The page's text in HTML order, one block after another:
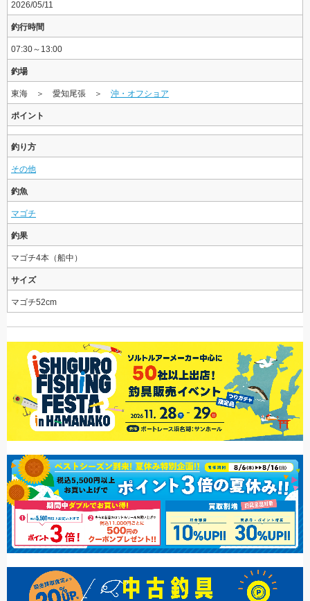
2026/05/11
釣行時間
07:30～13:00
釣場
東海 ＞ 愛知尾張 ＞ 沖・オフショア
ポイント
釣り方
その他
釣魚
マゴチ
釣果
マゴチ4本（船中）
サイズ
マゴチ52cm